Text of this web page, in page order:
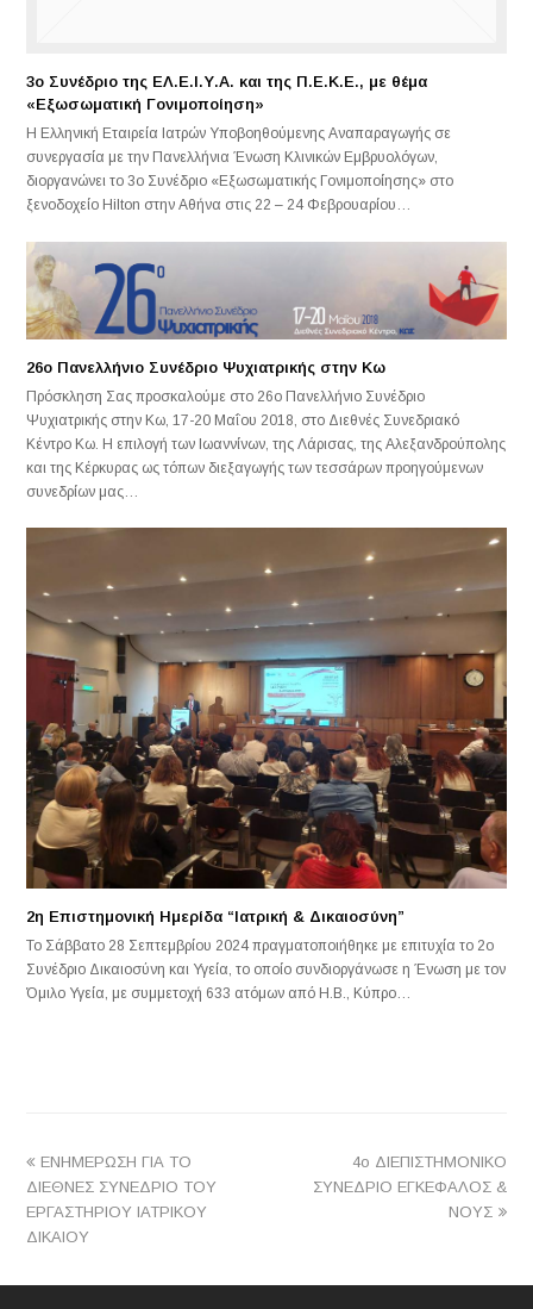
3ο Συνέδριο της ΕΛ.Ε.Ι.Υ.Α. και της Π.Ε.Κ.Ε., με θέμα
«Εξωσωματική Γονιμοποίηση»
Η Ελληνική Εταιρεία Ιατρών Υποβοηθούμενης Αναπαραγωγής σε
συνεργασία με την Πανελλήνια Ένωση Κλινικών Εμβρυολόγων,
διοργανώνει το 3ο Συνέδριο «Εξωσωματικής Γονιμοποίησης» στο
ξενοδοχείο Hilton στην Αθήνα στις 22 – 24 Φεβρουαρίου…
26ο Πανελλήνιο Συνέδριο Ψυχιατρικής στην Κω
Πρόσκληση Σας προσκαλούμε στο 26ο Πανελλήνιο Συνέδριο
Ψυχιατρικής στην Κω, 17-20 Μαΐου 2018, στο Διεθνές Συνεδριακό
Κέντρο Κω. Η επιλογή των Ιωαννίνων, της Λάρισας, της Αλεξανδρούπολης
και της Κέρκυρας ως τόπων διεξαγωγής των τεσσάρων προηγούμενων
συνεδρίων μας…
2η Επιστημονική Ημερίδα “Ιατρική & Δικαιοσύνη”
Το Σάββατο 28 Σεπτεμβρίου 2024 πραγματοποιήθηκε με επιτυχία το 2ο
Συνέδριο Δικαιοσύνη και Υγεία, το οποίο συνδιοργάνωσε η Ένωση με τον
Όμιλο Υγεία, με συμμετοχή 633 ατόμων από Η.Β., Κύπρο…
previous
post:
ENHMEΡΩΣΗ ΓΙΑ ΤΟ
ΔΙΕΘΝΕΣ ΣΥΝΕΔΡΙΟ ΤΟΥ
ΕΡΓΑΣΤΗΡΙΟΥ ΙΑΤΡΙΚΟΥ
ΔΙΚΑΙΟΥ
next
post:
4ο ΔΙΕΠΙΣΤΗΜΟΝΙΚΟ
ΣΥΝΕΔΡΙΟ ΕΓΚΕΦΑΛΟΣ &
ΝΟΥΣ